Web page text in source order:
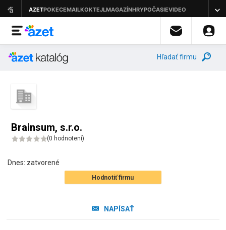
Hľadať firmu
Brainsum, s.r.o.
(0 hodnotení)
Dnes: zatvorené
Hodnotiť firmu
NAPÍSAŤ